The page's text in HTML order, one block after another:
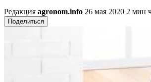
Редакция agronom.info 26 мая 2020 2 мин
Поделиться